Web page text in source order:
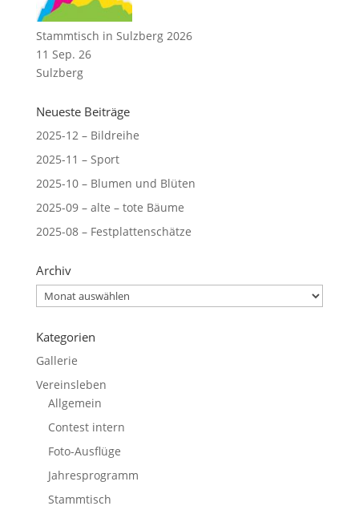
Stammtisch in Sulzberg 2026
11 Sep. 26
Sulzberg
Neueste Beiträge
2025-12 – Bildreihe
2025-11 – Sport
2025-10 – Blumen und Blüten
2025-09 – alte – tote Bäume
2025-08 – Festplattenschätze
Archiv
Archiv
Kategorien
Gallerie
Vereinsleben
Allgemein
Contest intern
Foto-Ausflüge
Jahresprogramm
Stammtisch